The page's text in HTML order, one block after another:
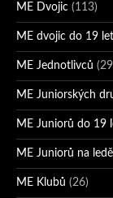
ME Dvojic (113)
ME dvojic do 19 let
ME Jednotlivců
ME Juniorských
ME Juniorů do 19
ME Juniorů na ledě
ME Klubů (26)